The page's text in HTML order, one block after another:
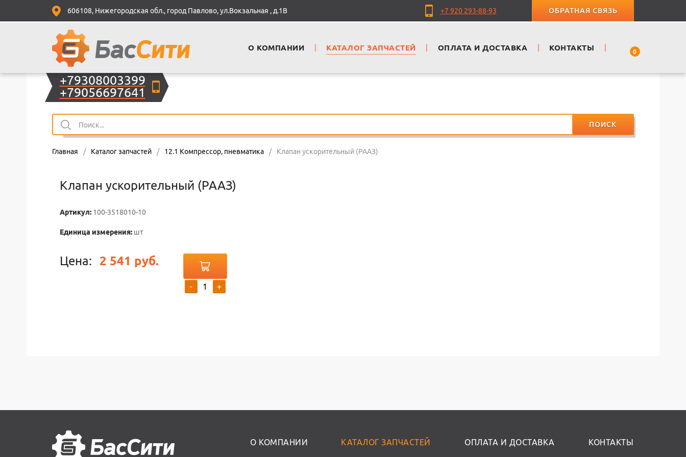
+79308003399
+79056697641
ПОИСК
Главная / Каталог запчастей / 12.1 Компрессор, пневматика / Клапан ускорительный (РААЗ)
Клапан ускорительный (РААЗ)
Артикул: 100-3518010-10
Единица измерения: шт
Цена: 2 541 руб.
- +
О КОМПАНИИ КАТАЛОГ ЗАПЧАСТЕЙ ОПЛАТА И ДОСТАВКА КОНТАКТЫ
606108, Нижегородская обл., город Павлово, ул.Вокзальная , д.1В +7 920 293-88-93 ОБРАТНАЯ СВЯЗЬ
О КОМПАНИИ КАТАЛОГ ЗАПЧАСТЕЙ ОПЛАТА И ДОСТАВКА КОНТАКТЫ 0